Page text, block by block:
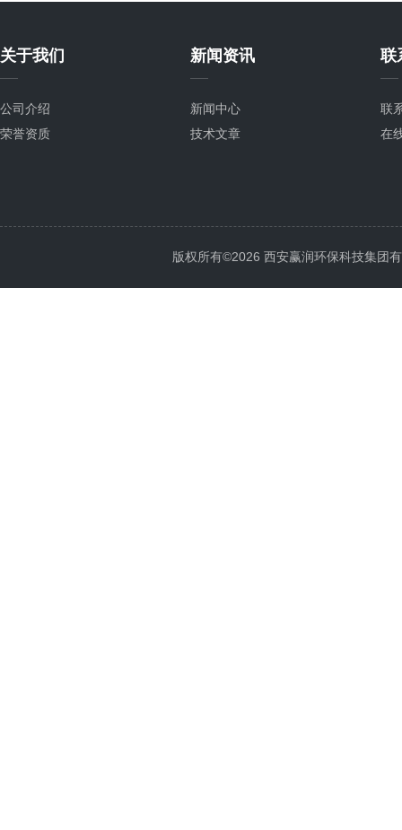
关于我们
公司介绍
荣誉资质
新闻资讯
新闻中心
技术文章
联
联
在
版权所有©2026 西安赢润环保科技集团